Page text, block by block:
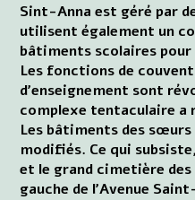
Sint-Anna est géré par
utilisent également un
bâtiments scolaires
Les fonctions de
d'enseignement sont
complexe tentaculaire
Les bâtiments des
modifiés. Ce qui
et le grand cimetière
gauche de l'Avenue